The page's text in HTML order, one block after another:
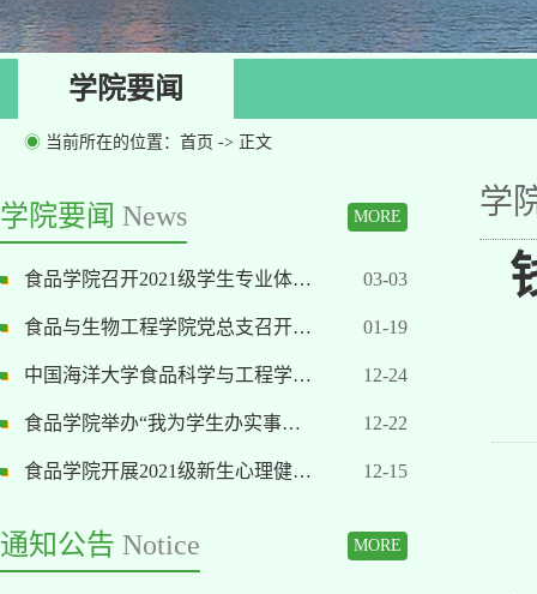
学院要闻
◉ 当前所在的位置： 首页 -> 正文
学院要闻 News MORE
食品学院召开2021级学生专业体… 03-03
食品与生物工程学院党总支召开… 01-19
中国海洋大学食品科学与工程学… 12-24
食品学院举办“我为学生办实事… 12-22
食品学院开展2021级新生心理健… 12-15
通知公告 Notice MORE
学